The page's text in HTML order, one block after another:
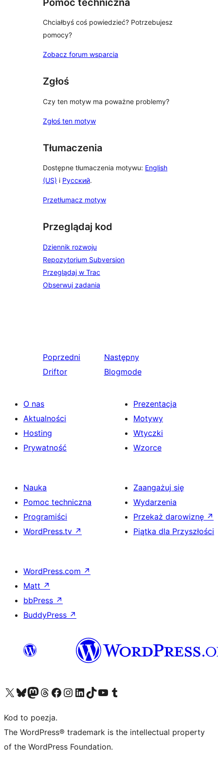
Chciałbyś coś powiedzieć? Potrzebujesz
pomocy?
Zobacz forum wsparcia
Zgłoś
Czy ten motyw ma poważne problemy?
Zgłoś ten motyw
Tłumaczenia
Dostępne tłumaczenia motywu: English
(US) i Русский.
Przetłumacz motyw
Przeglądaj kod
Dziennik rozwoju
Repozytorium Subversion
Przeglądaj w Trac
Obserwuj zadania
Poprzedni
Driftor
Następny
Blogmode
O nas
Aktualności
Hosting
Prywatność
Prezentacja
Motywy
Wtyczki
Wzorce
Nauka
Pomoc techniczna
Programiści
WordPress.tv ↗
Zaangażuj się
Wydarzenia
Przekaż darowiznę ↗
Piątka dla Przyszłości
WordPress.com ↗
Matt ↗
bbPress ↗
BuddyPress ↗
Odwiedź nasze konto X (dawniej Twitter)
Odwiedź nasze konto Bluesky
Odwiedź nasze konto na Mastodoncie
Odwiedź naszego Threadsa
Odwiedź naszego Facebooka
Odwiedź nasze konto na Instagramie
Odwiedź nasze konto na LinkedIn
Odwiedź naszego TikToka
Odwiedź nasz kanał YouTube
Odwiedź naszego Tumblra
Kod to poezja.
The WordPress® trademark is the intellectual property
of the WordPress Foundation.